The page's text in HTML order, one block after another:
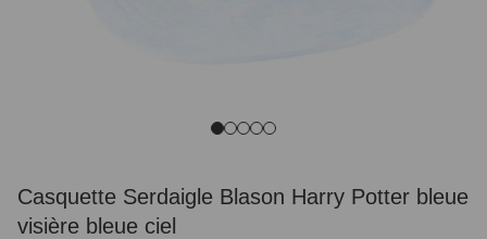
Casquette Serdaigle Blason Harry Potter bleue
visière bleue ciel